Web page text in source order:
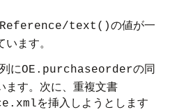
text()の値が一
ます。
列にOE.purchaseorderの同
ます。次に、重複文書
を挿入しようとします